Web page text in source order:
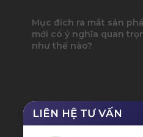
Mục đích ra mắt sản
mới có ý nghĩa quan
như thế nào?
LIÊN HỆ TƯ VẤN